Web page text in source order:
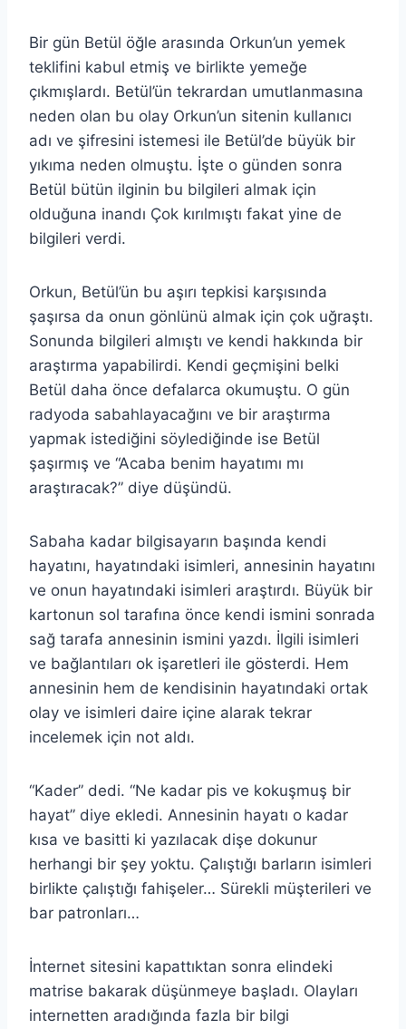
Bir gün Betül öğle arasında Orkun’un yemek
teklifini kabul etmiş ve birlikte yemeğe
çıkmışlardı. Betül’ün tekrardan umutlanmasına
neden olan bu olay Orkun’un sitenin kullanıcı
adı ve şifresini istemesi ile Betül’de büyük bir
yıkıma neden olmuştu. İşte o günden sonra
Betül bütün ilginin bu bilgileri almak için
olduğuna inandı Çok kırılmıştı fakat yine de
bilgileri verdi.
Orkun, Betül’ün bu aşırı tepkisi karşısında
şaşırsa da onun gönlünü almak için çok uğraştı.
Sonunda bilgileri almıştı ve kendi hakkında bir
araştırma yapabilirdi. Kendi geçmişini belki
Betül daha önce defalarca okumuştu. O gün
radyoda sabahlayacağını ve bir araştırma
yapmak istediğini söylediğinde ise Betül
şaşırmış ve “Acaba benim hayatımı mı
araştıracak?” diye düşündü.
Sabaha kadar bilgisayarın başında kendi
hayatını, hayatındaki isimleri, annesinin hayatını
ve onun hayatındaki isimleri araştırdı. Büyük bir
kartonun sol tarafına önce kendi ismini sonrada
sağ tarafa annesinin ismini yazdı. İlgili isimleri
ve bağlantıları ok işaretleri ile gösterdi. Hem
annesinin hem de kendisinin hayatındaki ortak
olay ve isimleri daire içine alarak tekrar
incelemek için not aldı.
“Kader” dedi. “Ne kadar pis ve kokuşmuş bir
hayat” diye ekledi. Annesinin hayatı o kadar
kısa ve basitti ki yazılacak dişe dokunur
herhangi bir şey yoktu. Çalıştığı barların isimleri
birlikte çalıştığı fahişeler… Sürekli müşterileri ve
bar patronları…
İnternet sitesini kapattıktan sonra elindeki
matrise bakarak düşünmeye başladı. Olayları
internetten aradığında fazla bir bilgi